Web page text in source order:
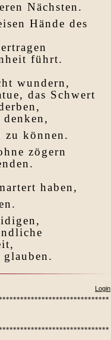
Nächsten.
Hände des
führt.
wundern,
das Schwert
zu können.
zögern
haben,
Login